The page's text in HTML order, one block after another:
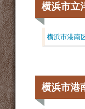
横浜市立
横浜市港南
横浜市港